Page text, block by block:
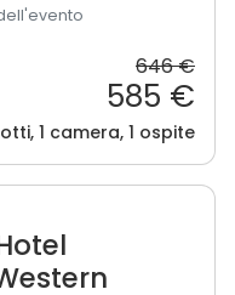
646 €
585 €
1 camera, 1 ospite